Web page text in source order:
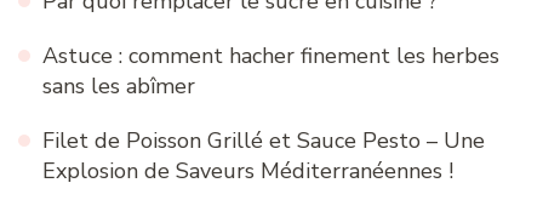
Astuce : comment hacher finement les herbes
sans les abîmer
Filet de Poisson Grillé et Sauce Pesto – Une
Explosion de Saveurs Méditerranéennes !